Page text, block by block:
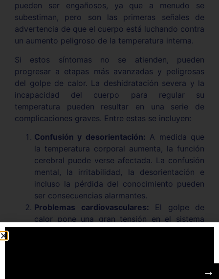
pueden ser engañosos, ya que a menudo se
subestiman, pero son las primeras señales de
advertencia de que el cuerpo está luchando contra
un aumento peligroso de la temperatura interna.
Si estos síntomas no se atienden, pueden
progresar a etapas más avanzadas y peligrosas
del golpe de calor. La deshidratación severa y la
incapacidad del cuerpo para regular su
temperatura pueden resultar en una serie de
complicaciones graves. Entre estas se incluyen:
Confusión y desorientación: A medida que
la temperatura corporal aumenta, la función
cerebral puede verse afectada. La confusión
mental, la irritabilidad, la desorientación e
incluso la pérdida del conocimiento pueden
ser consecuencias alarmantes.
Problemas cardiovasculares: El golpe de
calor pone una gran tensión en el sistema
→